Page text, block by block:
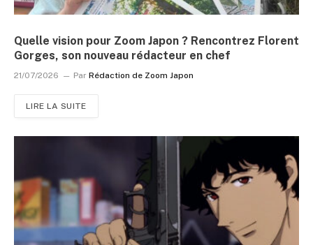
Quelle vision pour Zoom Japon ? Rencontrez Florent
Gorges, son nouveau rédacteur en chef
21/07/2026 Par Rédaction de Zoom Japon
LIRE LA SUITE